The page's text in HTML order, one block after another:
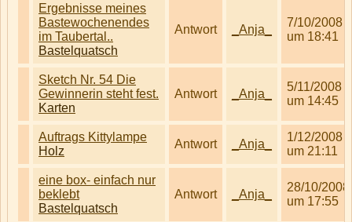
Ergebnisse meines
Bastewochenendes
im Taubertal..
Bastelquatsch
Antwort _Anja_
7/10/2008
um 18:41
Sketch Nr. 54 Die
Gewinnerin steht fest.
Karten
Antwort _Anja_
5/11/2008
um 14:45
Auftrags Kittylampe
Holz
Antwort _Anja_
1/12/2008
um 21:11
eine box- einfach nur
beklebt
Bastelquatsch
Antwort _Anja_
28/10/2008
um 17:55